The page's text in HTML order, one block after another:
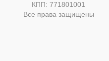
КПП: 771801001
Все права защищены